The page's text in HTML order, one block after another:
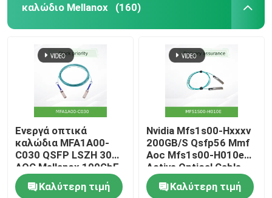
καλώδιο Mellanox (160)
Ενεργά οπτικά
καλώδια MFA1A00-
C030 QSFP LSZH 30m
AOC Mellanox 100GbE
Καλύτερη τιμή
Nvidia Mfs1s00-Hxxxv
200GB/S Qsfp56 Mmf
Aoc Mfs1s00-H010e
Active Optical Cable,
έως 200gbps, Qsfp56
σε Qsfp56Καλύτερη τιμή